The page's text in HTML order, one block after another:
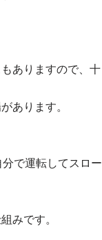
ありますので、十
あります。
で運転してスロー
みです。